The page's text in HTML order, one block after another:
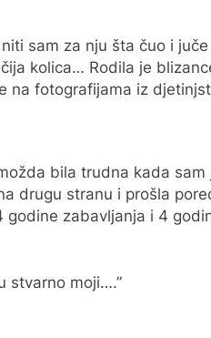
sam za nju šta čuo i
kolica… Rodila je
na fotografijama iz
bila trudna kada
drugu stranu i prošla
zabavljanja i 4
stvarno moji….”